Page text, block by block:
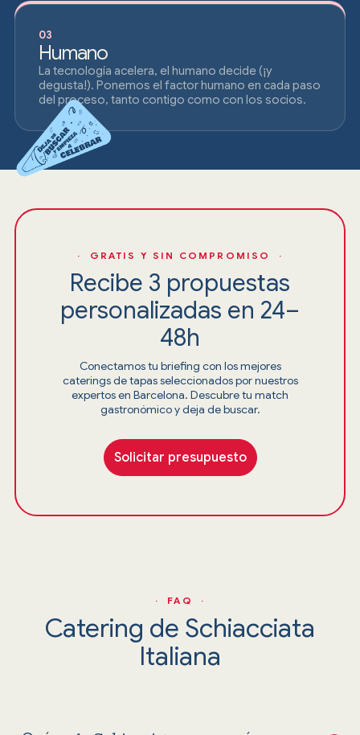
03
Humano
La tecnología acelera, el humano decide (¡y
degusta!). Ponemos el factor humano en cada paso
del proceso, tanto contigo como con los socios.
· GRATIS Y SIN COMPROMISO ·
Recibe 3 propuestas
personalizadas en 24–
48h
Conectamos tu briefing con los mejores
caterings de tapas seleccionados por nuestros
expertos en Barcelona. Descubre tu match
gastronómico y deja de buscar.
Solicitar presupuesto
· FAQ ·
Catering de Schiacciata
Italiana